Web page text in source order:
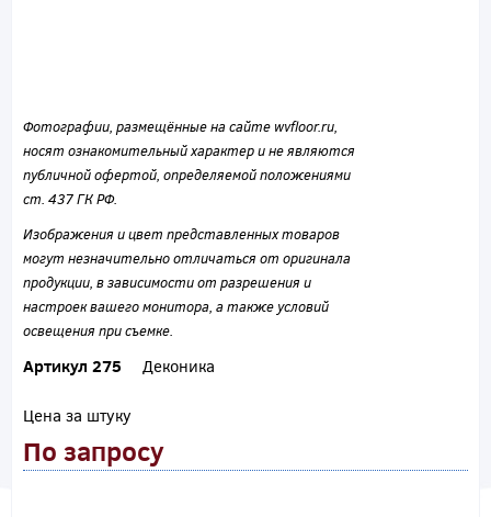
Фотографии, размещённые на сайте wvfloor.ru,
носят ознакомительный характер и не являются
публичной офертой, определяемой положениями
ст. 437 ГК РФ.
Изображения и цвет представленных товаров
могут незначительно отличаться от оригинала
продукции, в зависимости от разрешения и
настроек вашего монитора, а также условий
освещения при съемке.
Артикул 275 Деконика
Цена за штуку
По запросу